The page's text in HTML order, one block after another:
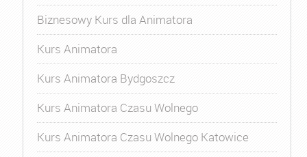
Biznesowy Kurs dla Animatora
Kurs Animatora
Kurs Animatora Bydgoszcz
Kurs Animatora Czasu Wolnego
Kurs Animatora Czasu Wolnego Katowice